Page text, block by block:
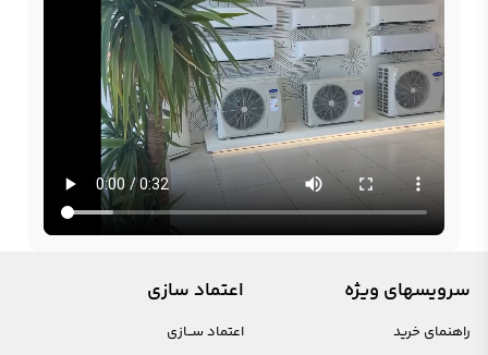
سرویسهای ویژه
راهنمای خرید
اعتماد سازی
اعتماد ســازی